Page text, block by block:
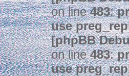
on line483:
use
[phpBB
on line483:
use